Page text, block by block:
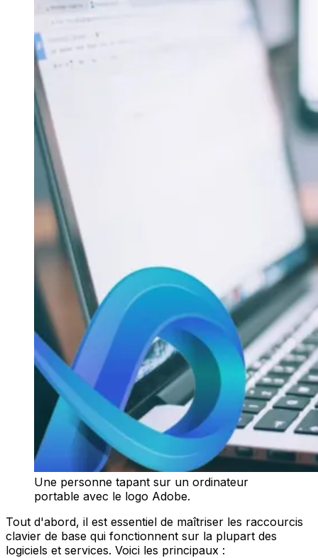
Une personne tapant sur un ordinateur
portable avec le logo Adobe.
Tout d'abord, il est essentiel de maîtriser les raccourcis
clavier de base qui fonctionnent sur la plupart des
logiciels et services. Voici les principaux :